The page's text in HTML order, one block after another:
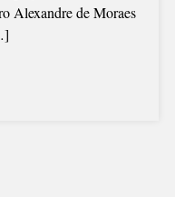
Alexandre de Moraes